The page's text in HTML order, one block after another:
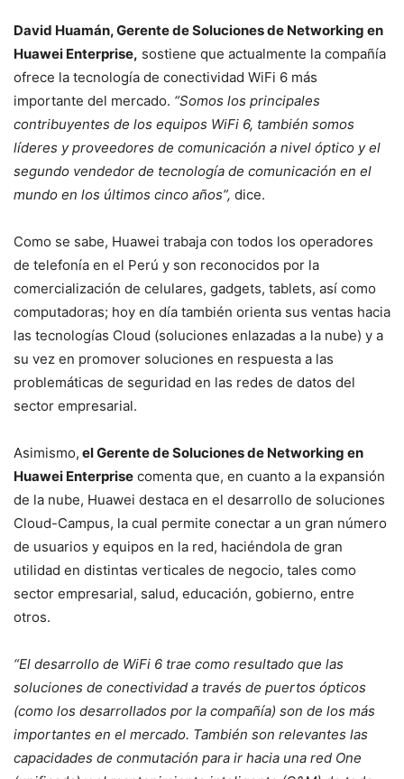
David Huamán, Gerente de Soluciones de Networking en
Huawei Enterprise, sostiene que actualmente la compañía
ofrece la tecnología de conectividad WiFi 6 más
importante del mercado. “Somos los principales
contribuyentes de los equipos WiFi 6, también somos
líderes y proveedores de comunicación a nivel óptico y el
segundo vendedor de tecnología de comunicación en el
mundo en los últimos cinco años”, dice.
Como se sabe, Huawei trabaja con todos los operadores
de telefonía en el Perú y son reconocidos por la
comercialización de celulares, gadgets, tablets, así como
computadoras; hoy en día también orienta sus ventas hacia
las tecnologías Cloud (soluciones enlazadas a la nube) y a
su vez en promover soluciones en respuesta a las
problemáticas de seguridad en las redes de datos del
sector empresarial.
Asimismo, el Gerente de Soluciones de Networking en
Huawei Enterprise comenta que, en cuanto a la expansión
de la nube, Huawei destaca en el desarrollo de soluciones
Cloud-Campus, la cual permite conectar a un gran número
de usuarios y equipos en la red, haciéndola de gran
utilidad en distintas verticales de negocio, tales como
sector empresarial, salud, educación, gobierno, entre
otros.
“El desarrollo de WiFi 6 trae como resultado que las
soluciones de conectividad a través de puertos ópticos
(como los desarrollados por la compañía) son de los más
importantes en el mercado. También son relevantes las
capacidades de conmutación para ir hacia una red One